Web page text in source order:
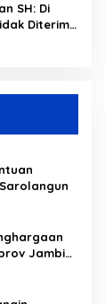
SH: Di
Diterima
Jambi